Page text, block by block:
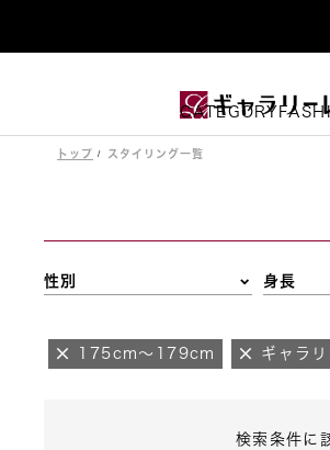
CATEGORY
トップ スタイリング一覧
性別 身長
175cm～179cm ギャラ
検索条件に